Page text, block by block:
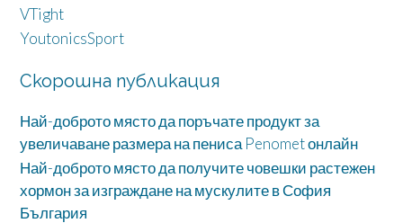
VTight
YoutonicsSport
Скорошна публикация
Най-доброто място да поръчате продукт за
увеличаване размера на пениса Penomet онлайн
Най-доброто място да получите човешки растежен
хормон за изграждане на мускулите в София
България